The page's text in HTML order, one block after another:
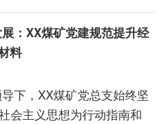
：XX煤矿党建规范提升经
料
下，XX煤矿党总支始终坚
会主义思想为行动指南和